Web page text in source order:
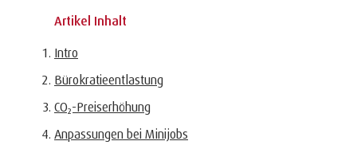
Artikel Inhalt
Intro
Bürokratieentlastung
CO₂-Preiserhöhung
Anpassungen bei Minijobs